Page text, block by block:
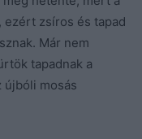
ezért zsíros és tapad
Már nem
tapadnak a
újbóli mosás